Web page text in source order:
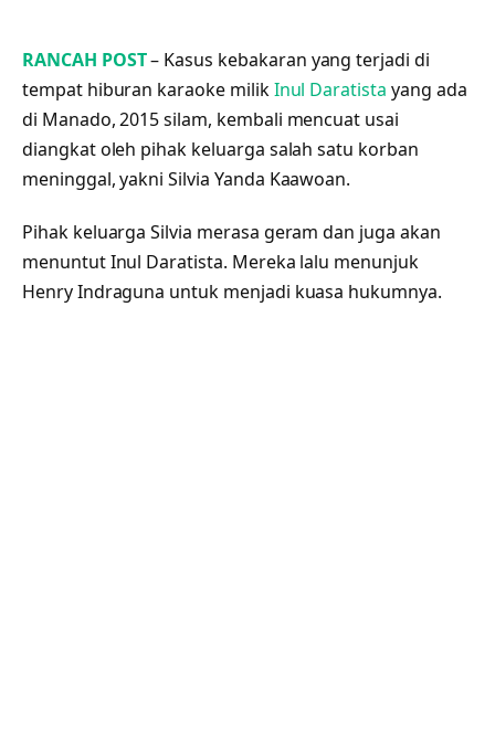
RANCAH POST– Kasus kebakaran yang terjadi di
tempat hiburan karaoke milikInul Daratista yang ada
di Manado, 2015 silam, kembali mencuat usai
diangkat oleh pihak keluarga salah satu korban
meninggal, yakni Silvia Yanda Kaawoan.
Pihak keluarga Silvia merasa geram dan juga akan
menuntut Inul Daratista. Mereka lalu menunjuk
Henry Indraguna untuk menjadi kuasa hukumnya.